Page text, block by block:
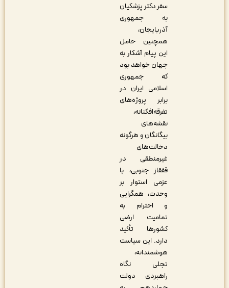
سفر دکتر پزشکیان
به جمهوری
آذربایجان،
همچنین حامل
این پیام آشکار به
جهان خواهد بود
که جمهوری
اسلامی ایران در
برابر پروژه‌های
تفرقه‌افکنانه،
نقشه‌های
بیگانگان و هرگونه
دخالت‌های
غیرمنطقی در
قفقاز جنوبی، با
عزمی استوار بر
وحدت، همگرایی
و احترام به
تمامیت ارضی
کشورها تأکید
دارد. این سیاست
هوشمندانه،
تجلی نگاه
راهبردی دولت